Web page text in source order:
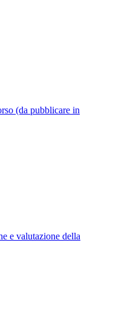
(da pubblicare in
e valutazione della